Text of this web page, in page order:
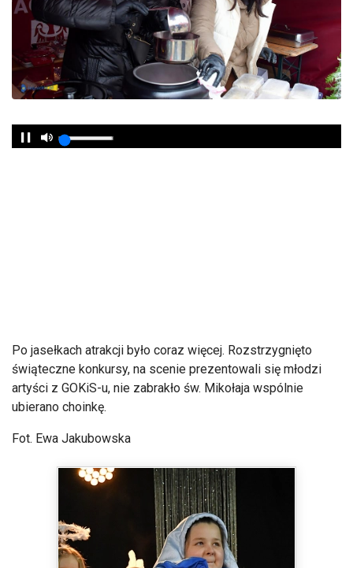
Po jasełkach atrakcji było coraz więcej. Rozstrzygnięto
świąteczne konkursy, na scenie prezentowali się młodzi
artyści z GOKiS-u, nie zabrakło św. Mikołaja wspólnie
ubierano choinkę.
Fot. Ewa Jakubowska